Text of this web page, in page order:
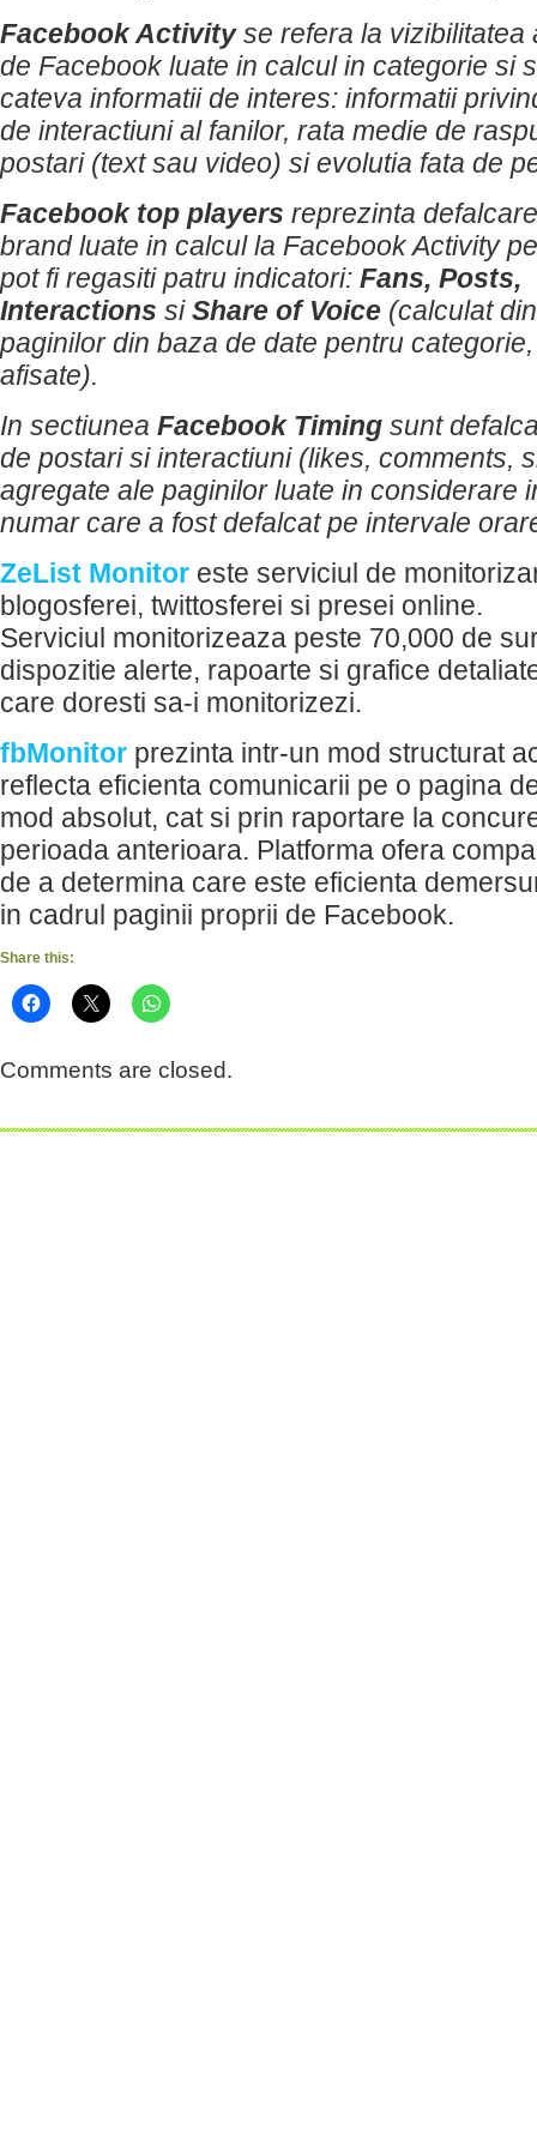
Facebook Activityse refera la vizibilitatea
de Facebook luate in calcul in categorie si
cateva informatii de interes: informatii
de interactiuni al fanilor, rata medie de
postari (text sau video) si evolutia fata de
Facebook top players reprezinta
brand luate in calcul la Facebook Activity
pot fi regasiti patru indicatori: Fans, Posts,
Interactions siShare of Voice (calculat
paginilor din baza de date pentru
afisate).
In sectiunea Facebook Timing sunt
de postari si interactiuni (likes, comments,
agregate ale paginilor luate in considerare
numar care a fost defalcat pe intervale
ZeList Monitor este serviciul de
blogosferei, twittosferei si presei online.
Serviciul monitorizeaza peste 70,000 de
dispozitie alerte, rapoarte si grafice
care doresti sa-i monitorizezi.
fbMonitor prezinta intr-un mod structurat
reflecta eficienta comunicarii pe o pagina
mod absolut, cat si prin raportare la
perioada anterioara. Platforma ofera
de a determina care este eficienta
in cadrul paginii proprii de Facebook.
Share this:
Comments are closed.